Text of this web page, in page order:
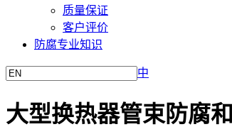
质量保证
客户评价
防腐专业知识
中
大型换热器管束防腐